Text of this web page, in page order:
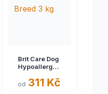
Brit Care Dog
Hypoallergenic
Breed 3 kg
od 311 Kč